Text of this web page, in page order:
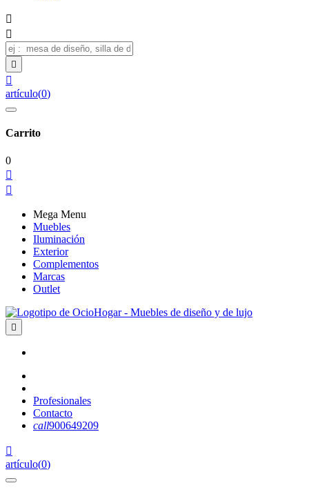




artículo(0)
Carrito
0


Mega Menu
Muebles
Iluminación
Exterior
Complementos
Marcas
Outlet

Profesionales
Contacto
call900649209

artículo(0)